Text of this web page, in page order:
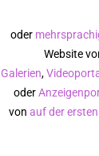
oder
Website
Galerien,
oder
von auf der